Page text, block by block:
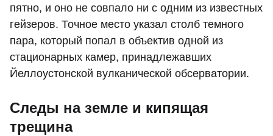
пятно, и оно не совпало ни с одним из известных
гейзеров. Точное место указал столб темного
пара, который попал в объектив одной из
стационарных камер, принадлежавших
Йеллоустонской вулканической обсерватории.
Следы на земле и кипящая
трещина